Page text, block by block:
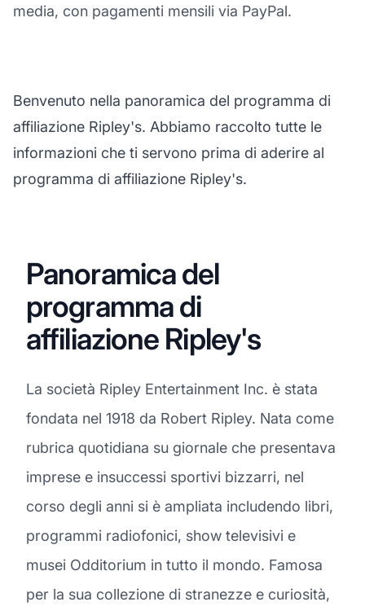
media, con pagamenti mensili via PayPal.
Benvenuto nella panoramica del programma di
affiliazione Ripley's. Abbiamo raccolto tutte le
informazioni che ti servono prima di aderire al
programma di affiliazione Ripley's.
Panoramica del
programma di
affiliazione Ripley's
La società Ripley Entertainment Inc. è stata
fondata nel 1918 da Robert Ripley. Nata come
rubrica quotidiana su giornale che presentava
imprese e insuccessi sportivi bizzarri, nel
corso degli anni si è ampliata includendo libri,
programmi radiofonici, show televisivi e
musei Odditorium in tutto il mondo. Famosa
per la sua collezione di stranezze e curiosità,